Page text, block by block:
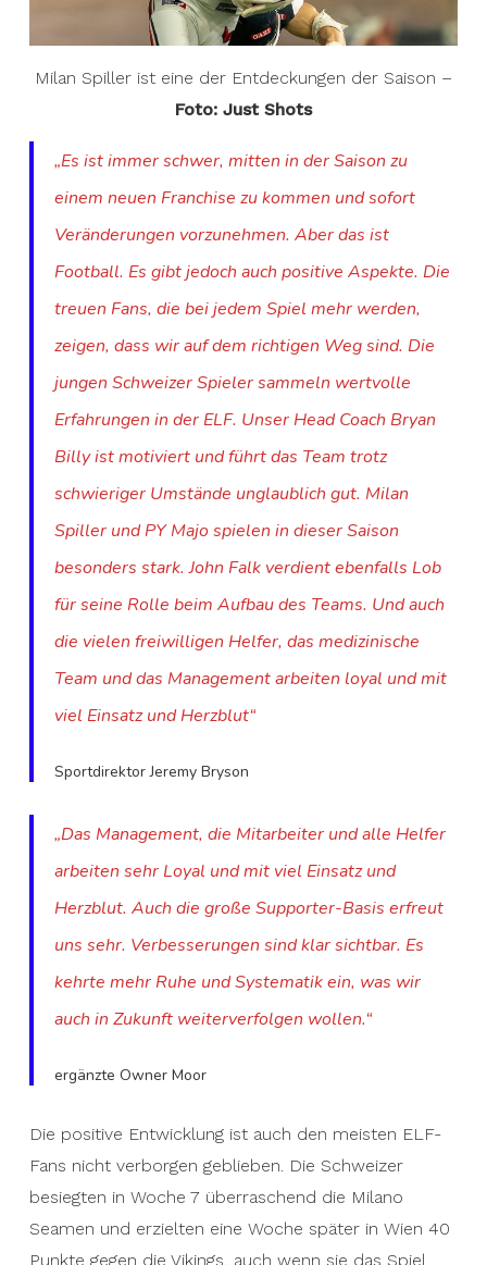
Milan Spiller ist eine der Entdeckungen der Saison –
Foto: Just Shots
„Es ist immer schwer, mitten in der Saison zu
einem neuen Franchise zu kommen und sofort
Veränderungen vorzunehmen. Aber das ist
Football. Es gibt jedoch auch positive Aspekte. Die
treuen Fans, die bei jedem Spiel mehr werden,
zeigen, dass wir auf dem richtigen Weg sind. Die
jungen Schweizer Spieler sammeln wertvolle
Erfahrungen in der ELF. Unser Head Coach Bryan
Billy ist motiviert und führt das Team trotz
schwieriger Umstände unglaublich gut. Milan
Spiller und PY Majo spielen in dieser Saison
besonders stark. John Falk verdient ebenfalls Lob
für seine Rolle beim Aufbau des Teams. Und auch
die vielen freiwilligen Helfer, das medizinische
Team und das Management arbeiten loyal und mit
viel Einsatz und Herzblut“
Sportdirektor Jeremy Bryson
„Das Management, die Mitarbeiter und alle Helfer
arbeiten sehr Loyal und mit viel Einsatz und
Herzblut. Auch die große Supporter-Basis erfreut
uns sehr. Verbesserungen sind klar sichtbar. Es
kehrte mehr Ruhe und Systematik ein, was wir
auch in Zukunft weiterverfolgen wollen.“
ergänzte Owner Moor
Die positive Entwicklung ist auch den meisten ELF-
Fans nicht verborgen geblieben. Die Schweizer
besiegten in Woche 7 überraschend die Milano
Seamen und erzielten eine Woche später in Wien 40
Punkte gegen die Vikings, auch wenn sie das Spiel